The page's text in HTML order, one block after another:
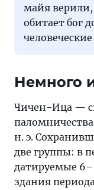
майя верили,
обитает бог
Немного
Чичен-Ица —
н. э.
две группы: в
датируемые
здания